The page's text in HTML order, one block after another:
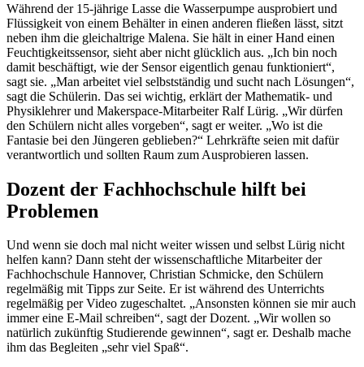
Während der 15-jährige Lasse die Wasserpumpe ausprobiert und
Flüssigkeit von einem Behälter in einen anderen fließen lässt, sitzt
neben ihm die gleichaltrige Malena. Sie hält in einer Hand einen
Feuchtigkeitssensor, sieht aber nicht glücklich aus. „Ich bin noch
damit beschäftigt, wie der Sensor eigentlich genau funktioniert“,
sagt sie. „Man arbeitet viel selbstständig und sucht nach Lösungen“,
sagt die Schülerin. Das sei wichtig, erklärt der Mathematik- und
Physiklehrer und Makerspace-Mitarbeiter Ralf Lürig. „Wir dürfen
den Schülern nicht alles vorgeben“, sagt er weiter. „Wo ist die
Fantasie bei den Jüngeren geblieben?“ Lehrkräfte seien mit dafür
verantwortlich und sollten Raum zum Ausprobieren lassen.
Dozent der Fachhochschule hilft bei
Problemen
Und wenn sie doch mal nicht weiter wissen und selbst Lürig nicht
helfen kann? Dann steht der wissenschaftliche Mitarbeiter der
Fachhochschule Hannover, Christian Schmicke, den Schülern
regelmäßig mit Tipps zur Seite. Er ist während des Unterrichts
regelmäßig per Video zugeschaltet. „Ansonsten können sie mir auch
immer eine E-Mail schreiben“, sagt der Dozent. „Wir wollen so
natürlich zukünftig Studierende gewinnen“, sagt er. Deshalb mache
ihm das Begleiten „sehr viel Spaß“.